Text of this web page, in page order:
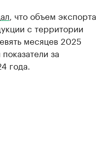
, что объем экспорта
с территории
месяцев 2025
за
года.